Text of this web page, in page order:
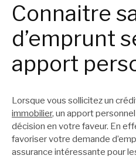
Connaitre
d’emprunt
apport
Lorsque vous sollicitez un
immobilier, un apport
décision en votre faveur. En
favoriser votre demande
assurance intéressante pour